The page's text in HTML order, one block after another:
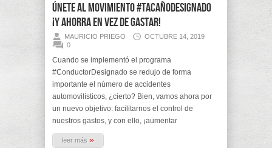
Únete al movimiento #TacañoDesignado
¡y ahorra en vez de gastar!
MAURICIO PRIEGO
OCTUBRE 14, 2019
0
Cuando se implementó el programa
#ConductorDesignado se redujo de forma
importante el número de accidentes
automovilísticos, ¿cierto? Bien, vamos ahora por
un nuevo objetivo: facilitarnos el control de
nuestros gastos, y con ello, ¡aumentar
leer más »